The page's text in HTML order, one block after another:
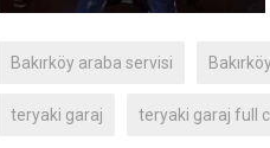
Bakırköy araba servisi
teryaki garaj teryaki garaj full